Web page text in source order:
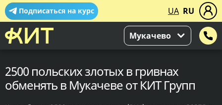
Подписаться на курс UA RU
Мукачево
2500 польских злотых в гривнах
обменять в Мукачеве от КИТ Групп